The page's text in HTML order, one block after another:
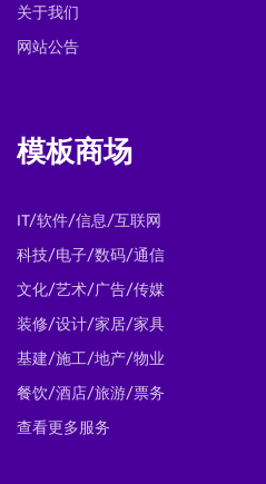
关于我们
网站公告
模板商场
IT/软件/信息/互联网
科技/电子/数码/通信
文化/艺术/广告/传媒
装修/设计/家居/家具
基建/施工/地产/物业
餐饮/酒店/旅游/票务
查看更多服务